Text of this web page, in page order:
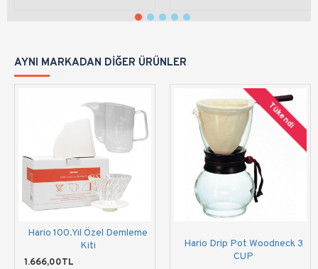
AYNI MARKADAN DIĞER ÜRÜNLER
Hario 100.Yıl Özel Demleme
Kiti
1.666,00TL
Tükendi
Hario Drip Pot Woodneck 3
CUP